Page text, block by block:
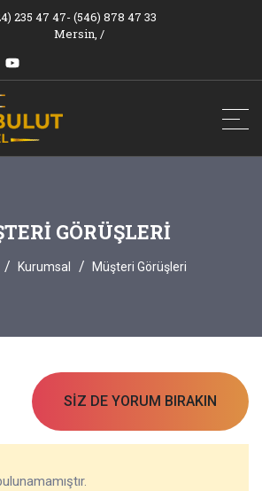
235 47 47- (546) 878 47 33
Mersin, /
GÖRÜŞLERI
Kurumsal Müşteri Görüşleri
SİZ DE YORUM BIRAKIN